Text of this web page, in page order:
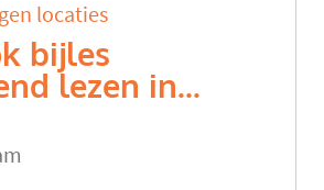
locaties
bijles
lezen in...